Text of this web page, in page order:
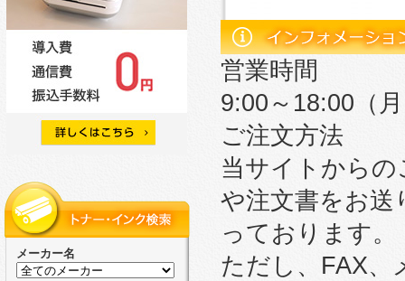
メーカー名
営業時間
9:00～18:00（
ご注文方法
当サイトから
や注文書をお送
っております。
ただし、FAX、